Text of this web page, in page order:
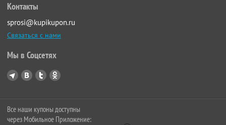
Контакты
sprosi@kupikupon.ru
Связаться с нами
Мы в Соцсетях
Все наши купоны доступны
через Мобильное Приложение: